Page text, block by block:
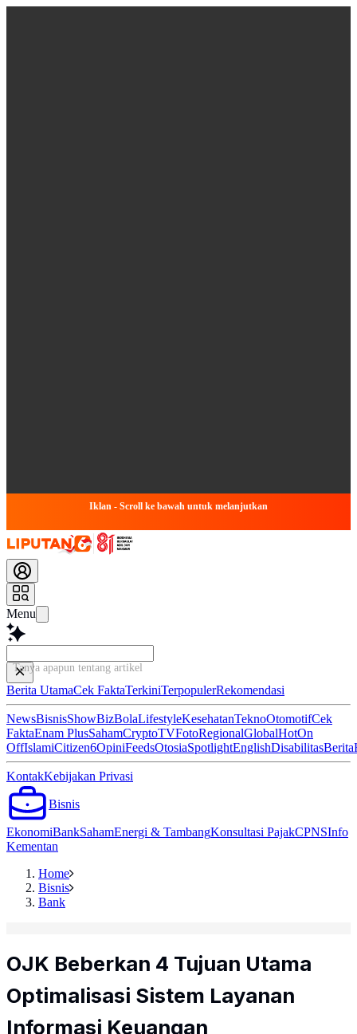
Iklan - Scroll ke bawah untuk melanjutkan
Menu
Tanya apapun tentang artikel ini...
Berita UtamaCek FaktaTerkiniTerpopulerRekomendasi
NewsBisnisShowBizBolaLifestyleKesehatanTeknoOtomotifCek
FaktaEnam PlusSahamCryptoTVFotoRegionalGlobalHotOn
OffIslamiCitizen6OpiniFeedsOtosiaSpotlightEnglishDisabilitasBerita
KontakKebijakan Privasi
Bisnis
EkonomiBankSahamEnergi & TambangKonsultasi PajakCPNSInfo
Kementan
Home
Bisnis
Bank
OJK Beberkan 4 Tujuan Utama
Optimalisasi Sistem Layanan
Informasi Keuangan